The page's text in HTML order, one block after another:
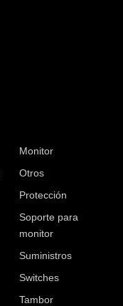
Monitor
Otros
Protección
Soporte para
monitor
Suministros
Switches
Tambor